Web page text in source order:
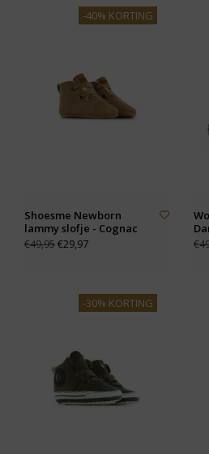
-40% KORTING
Shoesme Newborn
lammy slofje - Cognac
€49,95€29,97
-30% KORTING